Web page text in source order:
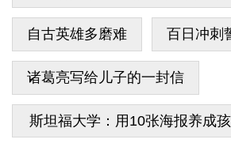
自古英雄多磨难 百日冲刺
诸葛亮写给儿子的一封信
斯坦福大学：用10张海报养成